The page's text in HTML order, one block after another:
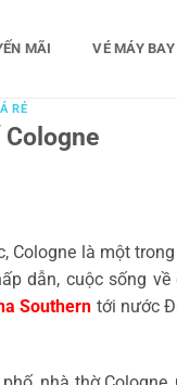
MÃI VÉ MÁY BAY
RẺ
Cologne là một
dẫn, cuộc sống
Southern tới nước